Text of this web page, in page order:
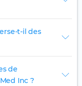
t-il des
de
Inc ?